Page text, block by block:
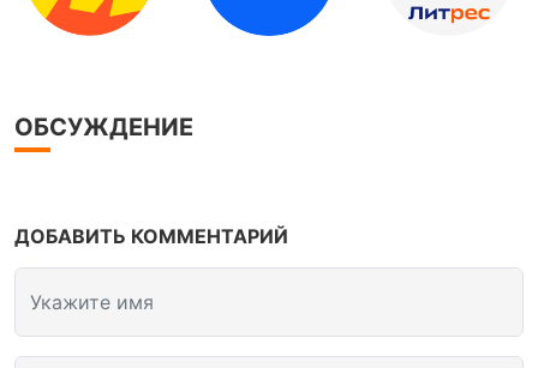
ОБСУЖДЕНИЕ
ДОБАВИТЬ КОММЕНТАРИЙ
Укажите имя